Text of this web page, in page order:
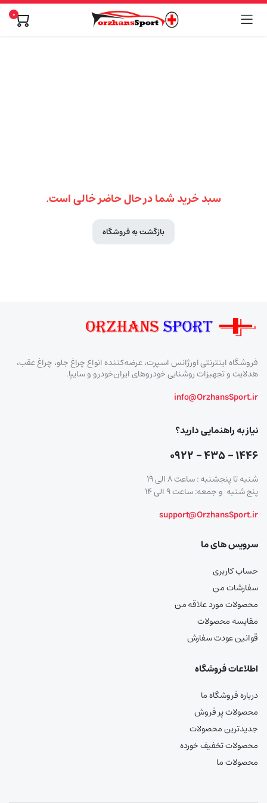
0
سبد خرید شما در حال حاضر خالی است.
بازگشت به فروشگاه
فروشگاه اینترنتی اورژانس اسپرت، عرضه‌کننده انواع چراغ جلو، چراغ عقب،
هدلایت و تجهیزات روشنایی خودروهای ایران‌خودرو و سایپا.
info@OrzhansSport.ir
نیاز به راهنمایی دارید؟
۱۴۴۶ – ۴۳۵ – ۰۹۲۲
شنبه تا پنجشنبه : ساعت ۸ الی ۱۹
پنج شنبه و جمعه: ساعت ۹ الی ۱۴
support@OrzhansSport.ir
سرویس های ما
حساب کاربری
سفارشات من
محصولات مورد علاقه من
مقایسه محصولات
قوانین عودت سفارش
اطلاعات فروشگاه
درباره فروشگاه ما
محصولات پر فروش
جدیدترین محصولات
محصولات تخفیف خورده
محصولات ما